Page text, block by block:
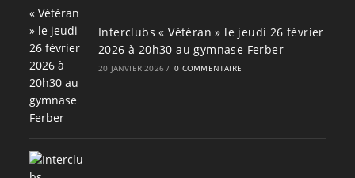
Interclubs « Vétéran » le jeudi 26 février
2026 à 20h30 au gymnase Ferber
20 JANVIER 2026 / 0 COMMENTAIRE